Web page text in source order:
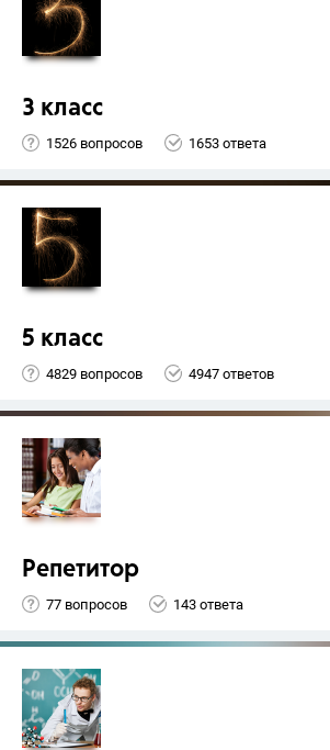
3 класс
1526 вопросов 1653 ответа
5 класс
4829 вопросов 4947 ответов
Репетитор
77 вопросов 143 ответа